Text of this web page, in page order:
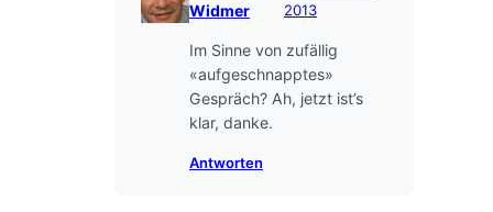
Widmer
2013
Im Sinne von zufällig
«aufgeschnapptes»
Gespräch? Ah, jetzt ist’s
klar, danke.
Antworten